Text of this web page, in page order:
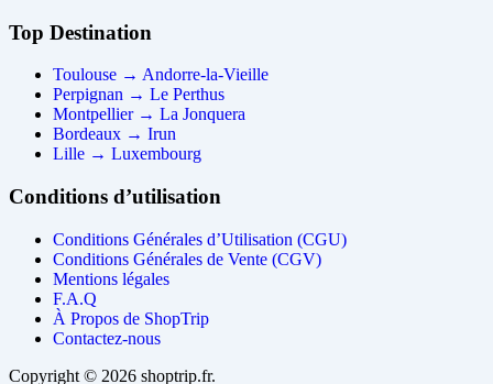
Top Destination
Toulouse → Andorre-la-Vieille
Perpignan → Le Perthus
Montpellier → La Jonquera
Bordeaux → Irun
Lille → Luxembourg
Conditions d’utilisation
Conditions Générales d’Utilisation (CGU)
Conditions Générales de Vente (CGV)
Mentions légales
F.A.Q
À Propos de ShopTrip
Contactez-nous
Copyright © 2026 shoptrip.fr.